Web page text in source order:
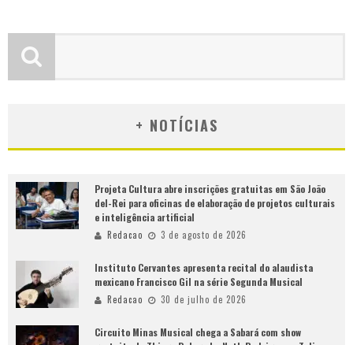
+ NOTÍCIAS
Projeta Cultura abre inscrições gratuitas em São João
del-Rei para oficinas de elaboração de projetos culturais
e inteligência artificial
Redacao 3 de agosto de 2026
Instituto Cervantes apresenta recital do alaudista
mexicano Francisco Gil na série Segunda Musical
Redacao 30 de julho de 2026
Circuito Minas Musical chega a Sabará com show